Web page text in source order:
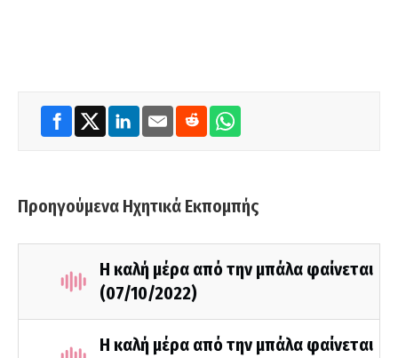
Προηγούμενα Ηχητικά Εκπομπής
Η καλή μέρα από την μπάλα φαίνεται
(07/10/2022)
Η καλή μέρα από την μπάλα φαίνεται